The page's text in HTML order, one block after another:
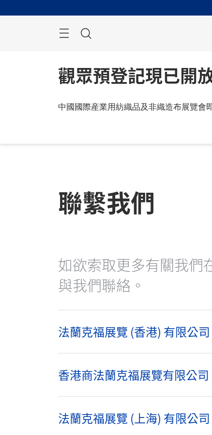
過
搜
觀眾預登記現已開
中國國際産業用紡織品及非織造布展覽會
聯繫我們
如欲索取更多有關我們
與我們聯絡。
法蘭克福展覽 (香港) 有限公司
香港商法蘭克福展覽有限公
法蘭克福展覽 (上海) 有限公司